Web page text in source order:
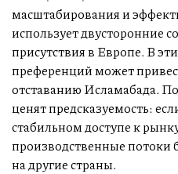
масштабирования и
использует двусторонние
присутствия в Европе. В
преференций может
отставанию Исламабада.
ценят предсказуемость:
стабильном доступе к
производственные потоки
на другие страны.